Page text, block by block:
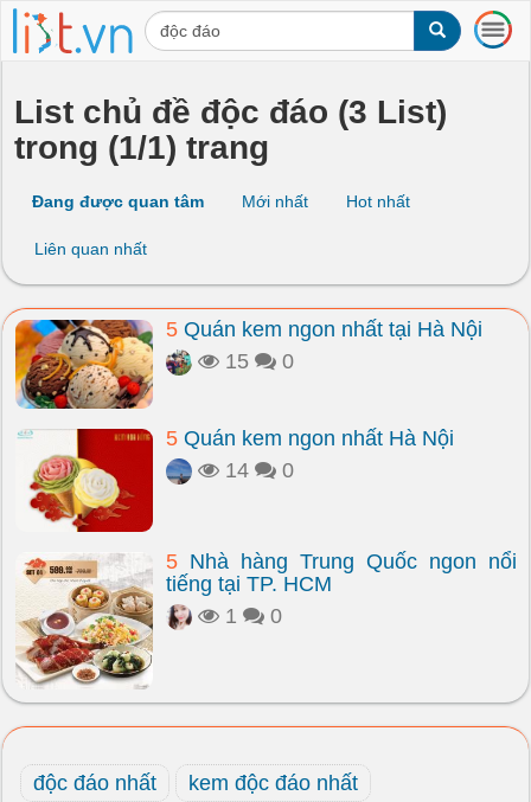
T
o
a
t
i
List chủ đề độc đáo (3 List)
trong (1/1) trang
Đang được quan tâm Mới nhất Hot nhất
Liên quan nhất
5 Quán kem ngon nhất tại Hà Nội
15
0
5 Quán kem ngon nhất Hà Nội
14
0
5 Nhà hàng Trung Quốc ngon nổi
tiếng tại TP. HCM
1
0
độc đáo nhất
kem độc đáo nhất